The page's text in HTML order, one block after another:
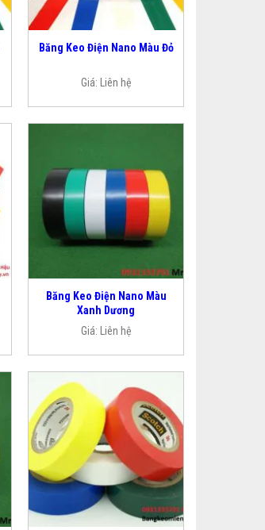
Băng Keo Điện Nano Màu Đỏ
Giá: Liên hệ
Băng Keo Điện Nano Màu
Xanh Dương
Giá: Liên hệ